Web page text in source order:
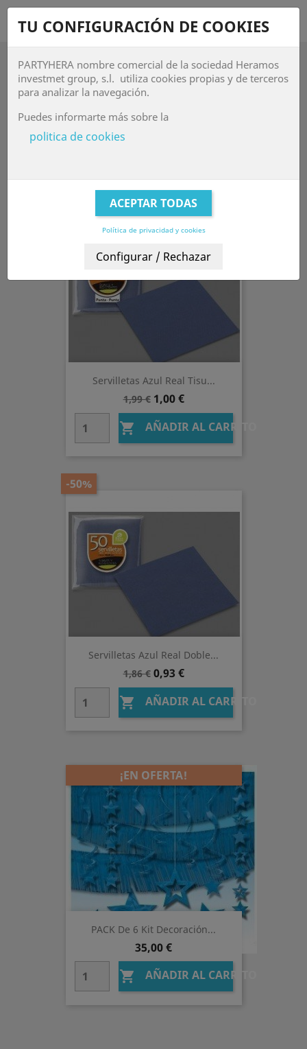
 

MESA AZUL
Mostrando 1-3 de 3 artículo(s)
Servilletas Azul Real Tisu...
Precio
base
1,99 € Precio
1,00 €
 AÑADIR AL CARRITO
Servilletas Azul Real Doble...
Precio
base
1,86 €
-50%
Precio
0,93 €
 AÑADIR AL CARRITO
PACK De 6 Kit Decoración...
Precio
35,00 €
 AÑADIR AL CARRITO
¡EN OFERTA!
TU CONFIGURACIÓN DE COOKIES
PARTYHERA nombre comercial de la sociedad Heramos
investmet group, s.l. utiliza cookies propias y de terceros
para analizar la navegación.
Puedes informarte más sobre la
politica de cookies
Política de privacidad y cookies